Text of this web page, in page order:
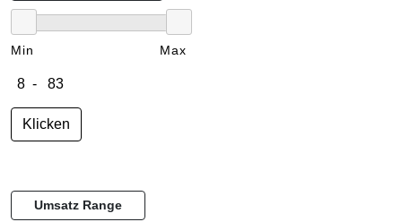
Min Max
Klicken
Umsatz Range